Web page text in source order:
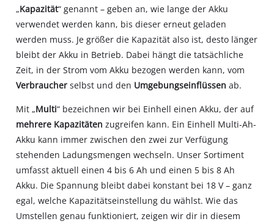
„Kapazität“ genannt – geben an, wie lange der Akku
verwendet werden kann, bis dieser erneut geladen
werden muss. Je größer die Kapazität also ist, desto länger
bleibt der Akku in Betrieb. Dabei hängt die tatsächliche
Zeit, in der Strom vom Akku bezogen werden kann, vom
Verbraucherselbst und den Umgebungseinflüssenab.
Mit „Multi“ bezeichnen wir bei Einhell einen Akku, der auf
mehrere Kapazitäten zugreifen kann. Ein Einhell Multi-Ah-
Akku kann immer zwischen den zwei zur Verfügung
stehenden Ladungsmengen wechseln. Unser Sortiment
umfasst aktuell einen 4 bis 6 Ah und einen 5 bis 8 Ah
Akku. Die Spannung bleibt dabei konstant bei 18 V – ganz
egal, welche Kapazitätseinstellung du wählst. Wie das
Umstellen genau funktioniert, zeigen wir dir in diesem